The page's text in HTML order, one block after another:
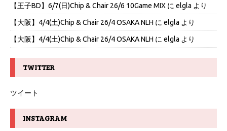
【王子BD】6/7(日)Chip & Chair 26/6 10Game MIX に elgla より
【大阪】4/4(土)Chip & Chair 26/4 OSAKA NLH に elgla より
【大阪】4/4(土)Chip & Chair 26/4 OSAKA NLH に elgla より
TWITTER
ツイート
INSTAGRAM